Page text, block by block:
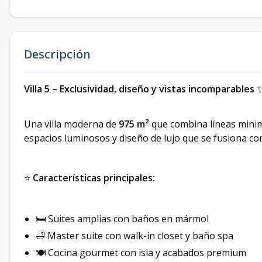
Descripción
Villa 5 – Exclusividad, diseño y vistas incomparables
Una villa moderna de 975 m²que combina líneas
espacios luminosos y diseño de lujo que se fusiona
⭐ Características principales:
🛏️ Suites amplias con baños en mármol
🛁 Master suite con walk-in closet y baño spa
🍽️ Cocina gourmet con isla y acabados premium